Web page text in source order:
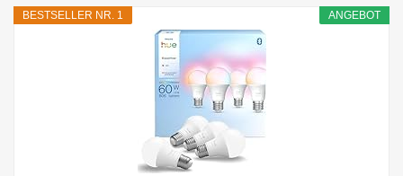
ANGEBOT
BESTSELLER NR. 1